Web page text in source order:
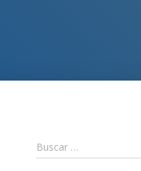
B
u
Buscar …